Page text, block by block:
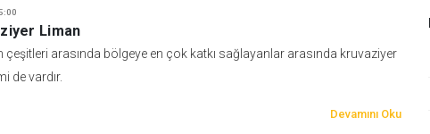
Liman
çeşitleri arasında bölgeye en çok katkı sağlayanlar arasında kruvaziyer
de vardır.
Devamını Oku